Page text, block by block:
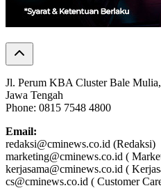
Jl. Perum KBA Cluster Bale
Jawa Tengah
Phone: 0815 7548 4800
Email:
redaksi@cminews.co.id (Redaksi)
marketing@cminews.co.id (
kerjasama@cminews.co.id (
cs@cminews.co.id ( Customer